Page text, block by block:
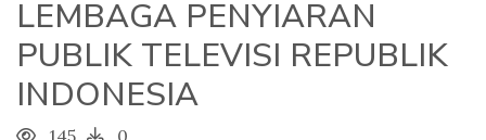
LEMBAGA PENYIARAN
PUBLIK TELEVISI REPUBLIK
INDONESIA
145
0